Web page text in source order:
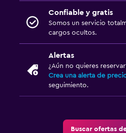
Confiable y gratis
Somos un servicio
cargos ocultos.
Alertas
¿Aún no quieres
Crea una alerta de
seguimiento.
Buscar ofertas